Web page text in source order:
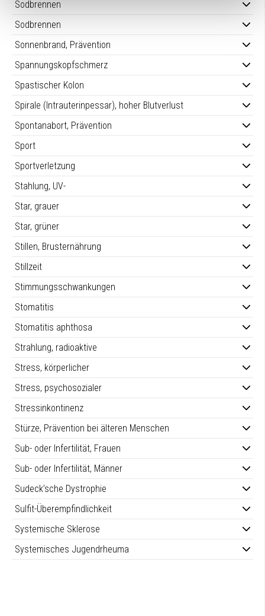
Sodbrennen
Sodbrennen
Sonnenbrand, Prävention
Spannungskopfschmerz
Spastischer Kolon
Spirale (Intrauterinpessar), hoher Blutverlust
Spontanabort, Prävention
Sport
Sportverletzung
Stahlung, UV-
Star, grauer
Star, grüner
Stillen, Brusternährung
Stillzeit
Stimmungsschwankungen
Stomatitis
Stomatitis aphthosa
Strahlung, radioaktive
Stress, körperlicher
Stress, psychosozialer
Stressinkontinenz
Stürze, Prävention bei älteren Menschen
Sub- oder Infertilität, Frauen
Sub- oder Infertilität, Männer
Sudeck’sche Dystrophie
Sulfit-Überempfindlichkeit
Systemische Sklerose
Systemisches Jugendrheuma